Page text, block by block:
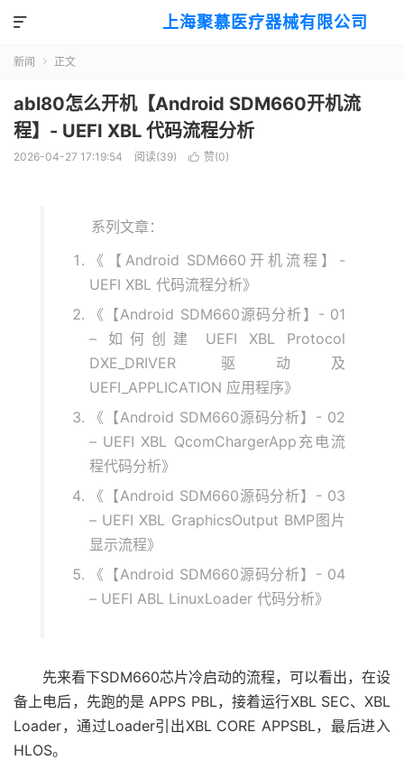
上海聚慕医疗器械有限公司

新闻  正文
abl80怎么开机【Android SDM660开机流
程】- UEFI XBL 代码流程分析
2026-04-27 17:19:54 阅读(39)  赞(0)
系列文章：
《【Android SDM660开机流程】-
UEFI XBL 代码流程分析》
《【Android SDM660源码分析】- 01
– 如何创建 UEFI XBL Protocol
DXE_DRIVER 驱动及
UEFI_APPLICATION 应用程序》
《【Android SDM660源码分析】- 02
– UEFI XBL QcomChargerApp充电流
程代码分析》
《【Android SDM660源码分析】- 03
– UEFI XBL GraphicsOutput BMP图片
显示流程》
《【Android SDM660源码分析】- 04
– UEFI ABL LinuxLoader 代码分析》
先来看下SDM660芯片冷启动的流程，可以看出，在设
备上电后，先跑的是 APPS PBL，接着运行XBL SEC、XBL
Loader，通过Loader引出XBL CORE APPSBL，最后进入
HLOS。